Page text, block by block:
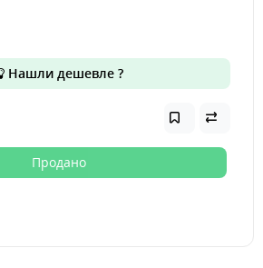
Нашли дешевле ?
Продано